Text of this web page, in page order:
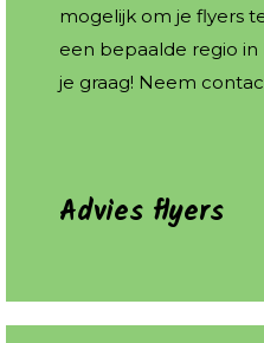
mogelijk om je flyers
een bepaalde regio
je graag! Neem
Advies flyers